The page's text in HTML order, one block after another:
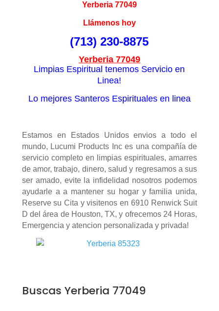
Yerberia 77049
Llámenos hoy
(713) 230-8875
Yerberia 77049
Limpias Espiritual tenemos Servicio en
Linea!
Lo mejores Santeros Espirituales en linea
Estamos en Estados Unidos envios a todo el
mundo, Lucumi Products Inc es una compañía de
servicio completo en limpias espirituales, amarres
de amor, trabajo, dinero, salud y regresamos a sus
ser amado, evite la infidelidad nosotros podemos
ayudarle a a mantener su hogar y familia unida,
Reserve su Cita y visitenos en 6910 Renwick Suit
D del área de Houston, TX, y ofrecemos 24 Horas,
Emergencia y atencion personalizada y privada!
Buscas Yerberia 77049